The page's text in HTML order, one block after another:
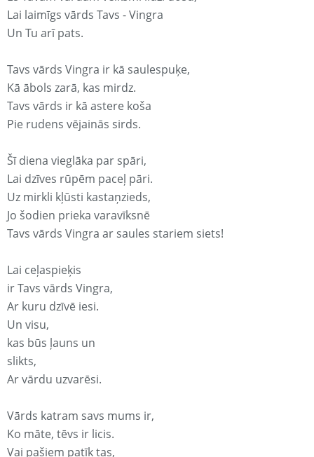
Lai laimīgs vārds Tavs - Vingra
Un Tu arī pats.
Tavs vārds Vingra ir kā saulespuķe,
Kā ābols zarā, kas mirdz.
Tavs vārds ir kā astere koša
Pie rudens vējainās sirds.
Šī diena vieglāka par spāri,
Lai dzīves rūpēm paceļ pāri.
Uz mirkli kļūsti kastaņzieds,
Jo šodien prieka varavīksnē
Tavs vārds Vingra ar saules stariem siets!
Lai ceļaspieķis
ir Tavs vārds Vingra,
Ar kuru dzīvē iesi.
Un visu,
kas būs ļauns un
slikts,
Ar vārdu uzvarēsi.
Vārds katram savs mums ir,
Ko māte, tēvs ir licis.
Vai pašiem patīk tas,